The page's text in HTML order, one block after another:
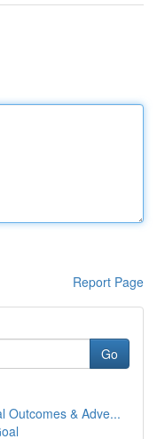
Report Page
Go
Outcomes & Adve...